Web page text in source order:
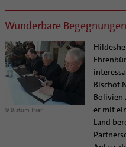
Segensorte
Wunderbare Begegnungen
© Bistum Trier
Bischof
Bolivien
er mit
Land